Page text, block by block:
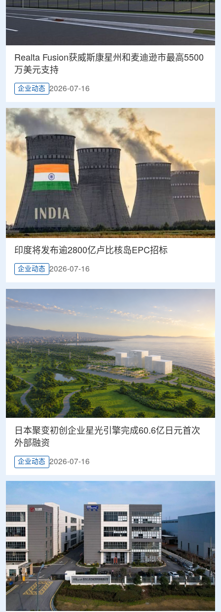
Realta Fusion获威斯康星州和麦迪逊市最高5500
万美元支持
企业动态 2026-07-16
印度将发布逾2800亿卢比核岛EPC招标
企业动态 2026-07-16
日本聚变初创企业星光引擎完成60.6亿日元首次
外部融资
企业动态 2026-07-16